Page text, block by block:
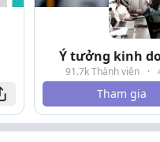
Ý tưởng kinh
91.7k Thành viên ·
Tham gia